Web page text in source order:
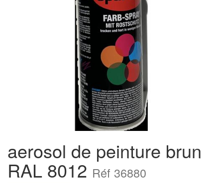
aerosol de peinture brun
RAL 8012 Réf 36880